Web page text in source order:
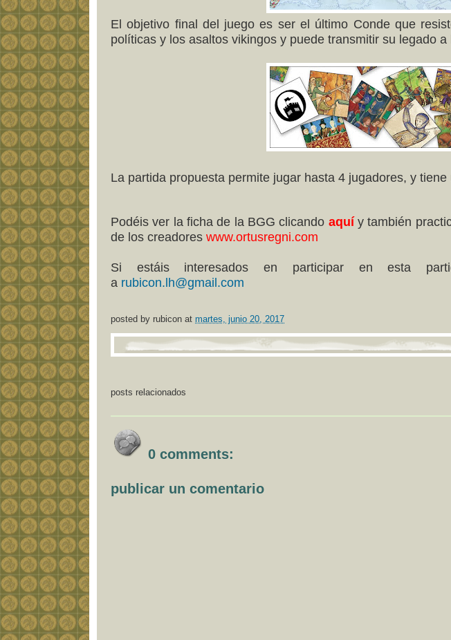
El objetivo final del juego es ser el último Conde que
políticas y los asaltos vikingos y puede transmitir su legado
La partida propuesta permite jugar hasta 4 jugadores, y
Podéis ver la ficha de la BGG clicando aquíy también
de los creadores www.ortusregni.com
Si estáis interesados en participar en esta
a rubicon.lh@gmail.com
posted by rubicon at martes, junio 20, 2017
posts relacionados
0 comments:
publicar un comentario